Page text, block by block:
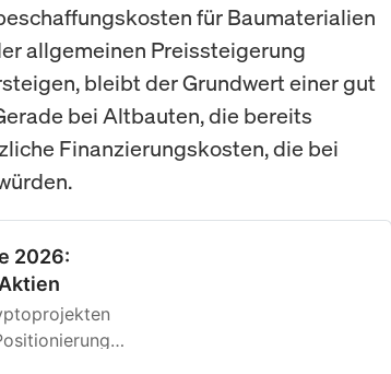
für Baumaterialien
allgemeinen Preissteigerung
bleibt der Grundwert einer gut
bei Altbauten, die bereits
Finanzierungskosten, die bei
2026: